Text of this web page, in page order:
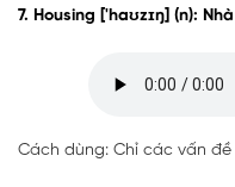
7. Housing ['haʊzɪŋ] (n):
Cách dùng: Chỉ các vấn